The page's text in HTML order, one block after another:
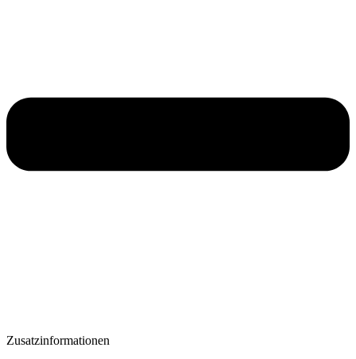
Zusatzinformationen